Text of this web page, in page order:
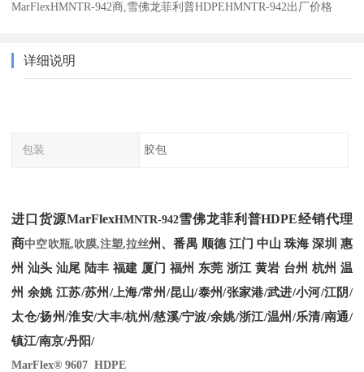
MarFlexHMNTR-942商,雪佛龙菲利普HDPEHMNTR-942出厂价格
详细说明
包装 胶包
进口货源MarFlexHMNTR-942雪佛龙菲利普HDPE经销代理
商中空吹瓶,吹膜,注塑,拉丝州、番禺 顺德 江门 中山 珠海 深圳 惠
州 汕头 汕尾 陆丰 福建 厦门 福州 东莞 浙江 黄岩 台州 杭州 温
州 余姚 江苏/苏州/上海/常州/昆山/泰州/张家港/武进/小河/江阴/
太仓/扬州/淮安/大丰/杭州/慈溪/宁波/余姚/浙江/温州/乐清/南通/
镇江/南京/丹阳/
MarFlex® 9607 HDPE